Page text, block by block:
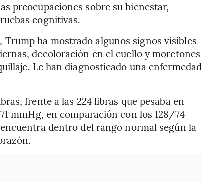
preocupaciones sobre su bienestar,
cognitivas.
ha mostrado algunos signos visibles
decoloración en el cuello y moretones
Le han diagnosticado una enfermedad
frente a las 224 libras que pesaba en
mmHg, en comparación con los 128/74
dentro del rango normal según la